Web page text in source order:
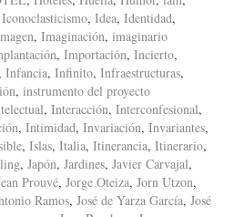
Iconoclasticismo, Idea, Identidad,
, Imaginación, imaginario
, Importación, Incierto,
Infancia, Infinito, Infraestructuras,
, instrumento del proyecto
, Interacción, Interconfesional,
, Intimidad, Invariación, Invariantes,
, Islas, Italia, Itinerancia, Itinerario,
, Japón, Jardines, Javier Carvajal,
Prouvé, Jorge Oteiza, Jorn Utzon,
Ramos, José de Yarza García, José